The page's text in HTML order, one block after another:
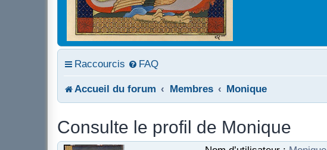
Raccourcis FAQ
Accueil du forum Membres Monique
Consulte le profil de Monique